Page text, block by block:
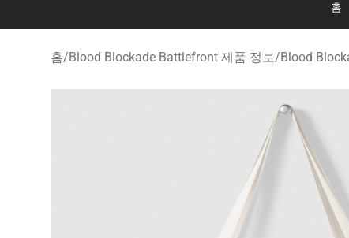
홈
홈/Blood Blockade Battlefront 제품 정보/Blood